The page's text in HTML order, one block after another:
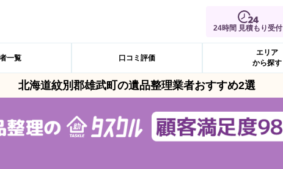
24時間 見積もり受付
一覧 口コミ評価
エリア
から探す
北海道紋別郡雄武町の遺品整理業者おすすめ2選